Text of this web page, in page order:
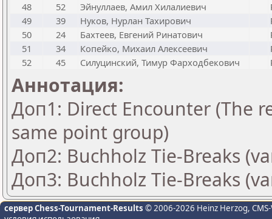
48
52 Эйнуллаев, Амил Хилалиевич
49
39 Нуков, Нурлан Тахирович
50
24 Бахтеев, Евгений Ринатович
51
34 Копейко, Михаил Алексеевич
52
45 Силуцинский, Тимур Фарходбекович
Аннотация:
Доп1: Direct Encounter (The
same point group)
Доп2: Buchholz Tie-Breaks
Доп3: Buchholz Tie-Breaks
сервер Chess-Tournament-Results © 2006-2026 Heinz Herzog,